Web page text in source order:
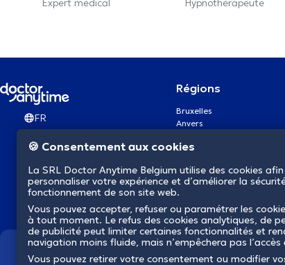
Expert médical
Hypnothérapeute
FR
Régions
Bruxelles
Anvers
Charleroi
Bruges
Namur
Louvain
Mons
Aalst Flandre-Orientale
Nous
🍪 Consentement aux cookies
La SRL Doctor Anytime Belgium utilise des cookies
personnaliser votre expérience et d’améliorer la
fonctionnement de son site web.
Vous pouvez accepter, refuser ou paramétrer les
à tout moment. Le refus des cookies analytiques, de
de publicité peut limiter certaines fonctionnalités et
navigation moins fluide, mais n’empêchera pas l’accès
Vous pouvez retirer votre consentement ou modifier